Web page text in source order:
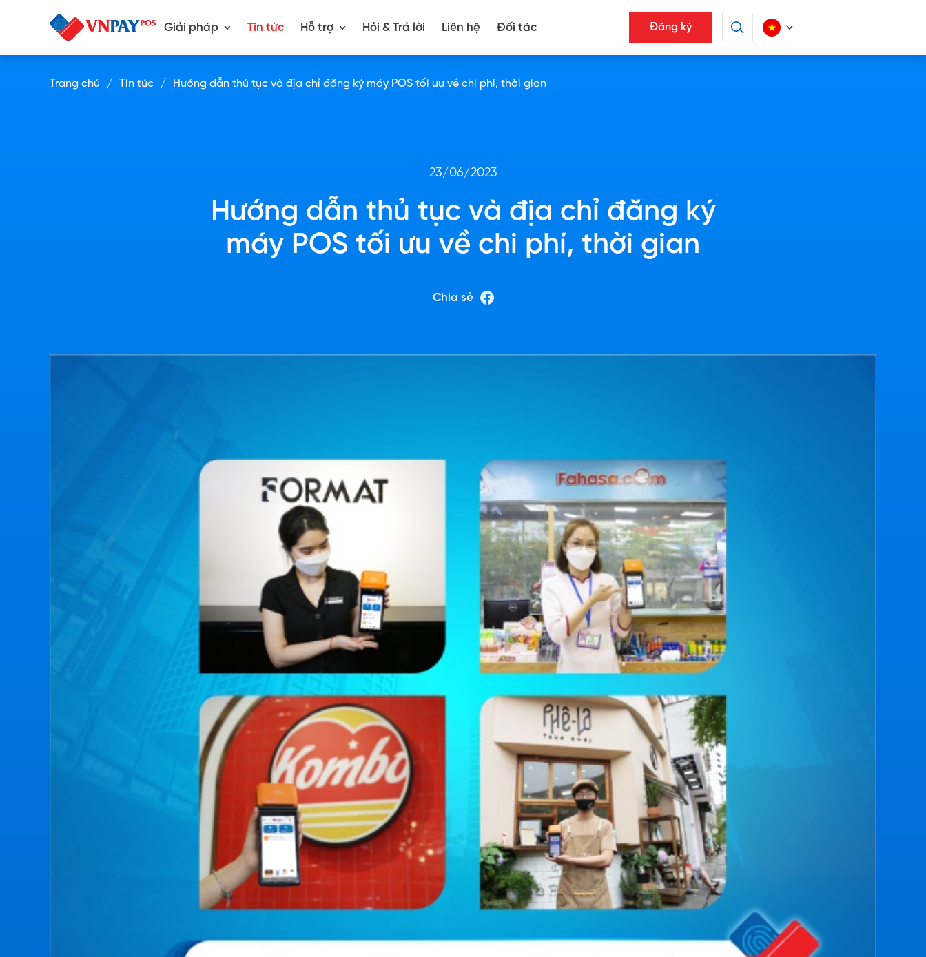
Giải pháp Tin tức Hỗ trợ Hỏi & Trả lời Liên hệ Đối tác Đăng ký
Trang chủ Tin tức Hướng dẫn thủ tục và địa chỉ đăng ký máy POS tối ưu về chi phí, thời gian
23/06/2023
Hướng dẫn thủ tục và địa chỉ đăng ký
máy POS tối ưu về chi phí, thời gian
Chia sẻ